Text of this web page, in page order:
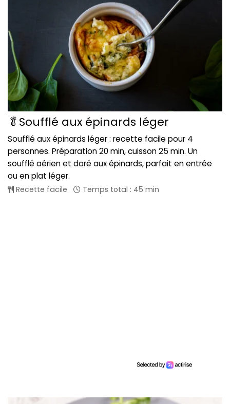
🥬Soufflé aux épinards léger
Soufflé aux épinards léger : recette facile pour 4
personnes. Préparation 20 min, cuisson 25 min. Un
soufflé aérien et doré aux épinards, parfait en entrée
ou en plat léger.
Recette facile Temps total : 45 min